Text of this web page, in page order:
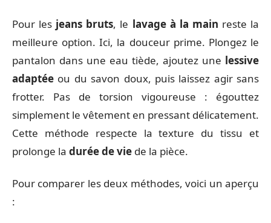
Pour les jeans bruts, le lavage à la main reste la
meilleure option. Ici, la douceur prime. Plongez le
pantalon dans une eau tiède, ajoutez une lessive
adaptée ou du savon doux, puis laissez agir sans
frotter. Pas de torsion vigoureuse : égouttez
simplement le vêtement en pressant délicatement.
Cette méthode respecte la texture du tissu et
prolonge la durée de vie de la pièce.
Pour comparer les deux méthodes, voici un aperçu
: